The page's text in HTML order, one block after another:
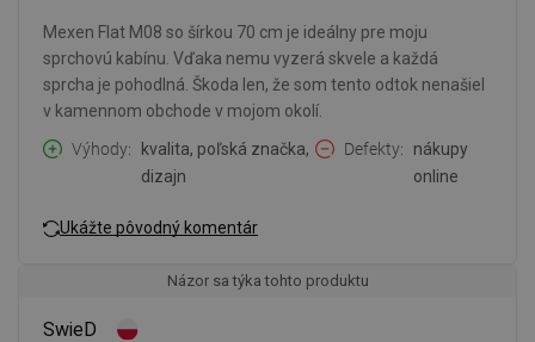
Mexen Flat M08 so šírkou 70 cm je ideálny pre moju
sprchovú kabínu. Vďaka nemu vyzerá skvele a každá
sprcha je pohodlná. Škoda len, že som tento odtok nenašiel
v kamennom obchode v mojom okolí.
Výhody
kvalita, poľská značka,
dizajn
Defekty
nákupy
online
Ukážte pôvodný komentár
Názor sa týka tohto produktu
SwieD